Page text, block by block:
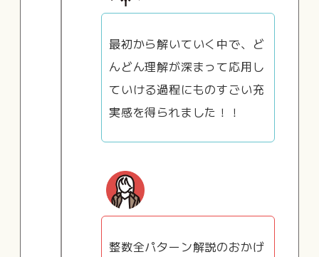
最初から解いていく中で、ど
んどん理解が深まって応用し
ていける過程にものすごい充
実感を得られました！！
整数全パターン解説のおかげ